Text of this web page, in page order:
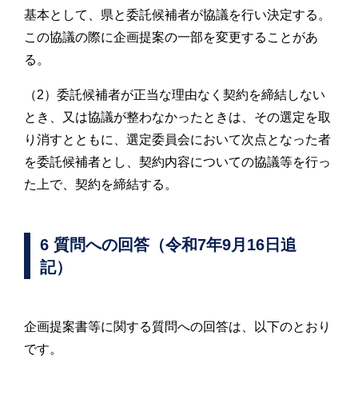
基本として、県と委託候補者が協議を行い決定する。
この協議の際に企画提案の一部を変更することがあ
る。
（2）委託候補者が正当な理由なく契約を締結しない
とき、又は協議が整わなかったときは、その選定を取
り消すとともに、選定委員会において次点となった者
を委託候補者とし、契約内容についての協議等を行っ
た上で、契約を締結する。
6 質問への回答（令和7年9月16日追
記）
企画提案書等に関する質問への回答は、以下のとおり
です。